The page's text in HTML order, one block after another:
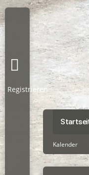
Registrieren
Kalender